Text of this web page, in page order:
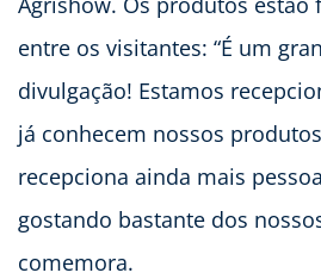
entre os visitantes: “É um
divulgação! Estamos
já conhecem nossos
recepciona ainda mais
gostando bastante dos
comemora.